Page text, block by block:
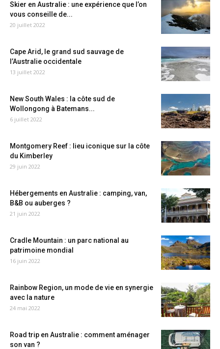
Skier en Australie : une expérience que l’on
vous conseille de...
20 juillet 2022
Cape Arid, le grand sud sauvage de
l’Australie occidentale
13 juillet 2022
New South Wales : la côte sud de
Wollongong à Batemans...
6 juillet 2022
Montgomery Reef : lieu iconique sur la côte
du Kimberley
29 juin 2022
Hébergements en Australie : camping, van,
B&B ou auberges ?
21 juin 2022
Cradle Mountain : un parc national au
patrimoine mondial
16 juin 2022
Rainbow Region, un mode de vie en synergie
avec la nature
24 mai 2022
Road trip en Australie : comment aménager
son van ?